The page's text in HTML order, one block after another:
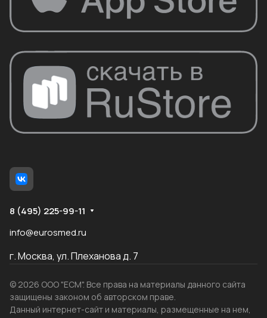
8 (495) 225-99-11
info@eurosmed.ru
г. Москва, ул. Плеханова д. 7
© 2026 ООО "ЕСМ". Все права на материалы данного сайта
защищены законом об авторском праве.
Данный интернет-сайт и материалы, размещенные на нем,